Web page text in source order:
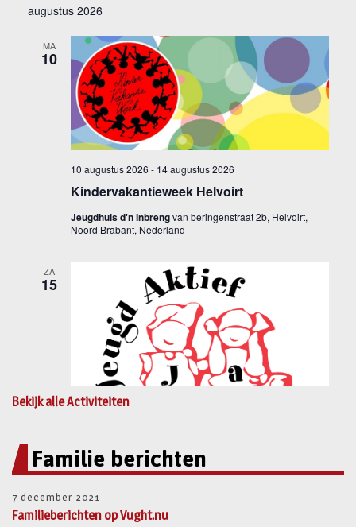
Bekijk alle Activiteiten
Familie berichten
7 december 2021
Familieberichten op Vught.nu